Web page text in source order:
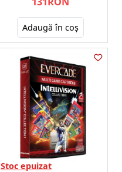
Adaugă în coş
Stoc epuizat